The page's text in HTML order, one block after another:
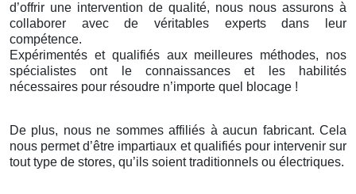
d’offrir une intervention de qualité, nous nous assurons à
collaborer avec de véritables experts dans leur
compétence.
Expérimentés et qualifiés aux meilleures méthodes, nos
spécialistes ont le connaissances et les habilités
nécessaires pour résoudre n’importe quel blocage !
De plus, nous ne sommes affiliés à aucun fabricant. Cela
nous permet d’être impartiaux et qualifiés pour intervenir sur
tout type de stores, qu’ils soient traditionnels ou électriques.